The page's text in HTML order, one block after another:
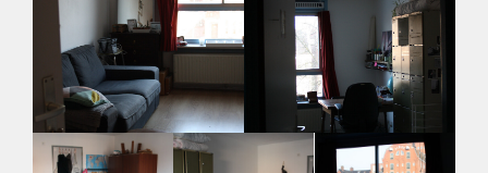
zijn in de studie. We houden van gezelligheid op zijn tijd,
maar vinden het ook fijn om ons terug te kunnen trekken.
Interesse?
Laat een bericht achter, zodat ik snel contact met je op kan
nemen. Wees er snel bij!